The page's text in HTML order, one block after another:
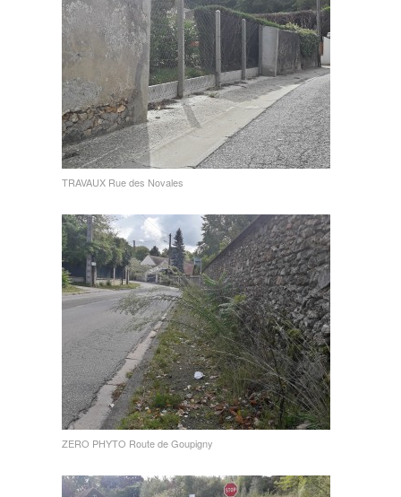
TRAVAUX Rue des Novales
ZERO PHYTO Route de Goupigny